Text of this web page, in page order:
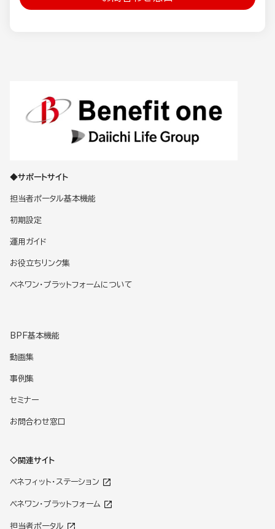
◆サポートサイト
担当者ポータル基本機能
初期設定
運用ガイド
お役立ちリンク集
ベネワン・プラットフォームについて
BPF基本機能
動画集
事例集
セミナー
お問合わせ窓口
◇関連サイト
ベネフィット・ステーション
ベネワン・プラットフォーム
担当者ポータル